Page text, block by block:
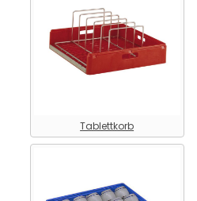
Tablettkorb